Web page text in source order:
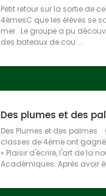
Petit retour sur la sortie de
4èmesC que les élèves se
mer. Le groupe a pu
des bateaux de cou ...
Des plumes et des
Des Plumes et des palmes
classes de 4ème ont
« Plaisir d'écrire, l'art de la
Académiques. Après avoir